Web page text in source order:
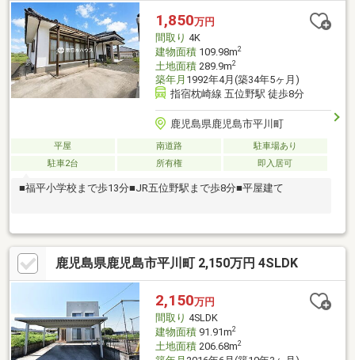
1,850万円
間取り 4K
建物面積109.98m2
土地面積289.9m2
築年月 1992年4月(築34年5ヶ月)
指宿枕崎線 五位野駅 徒歩8分
鹿児島県鹿児島市平川町
平屋 南道路
駐車場あり
駐車2台
所有権 即入居可
■福平小学校まで歩13分■JR五位野駅まで歩8分■平屋建て
鹿児島県鹿児島市平川町 2,150万円 4SLDK
2,150万円
間取り 4SLDK
建物面積91.91m2
土地面積206.68m2